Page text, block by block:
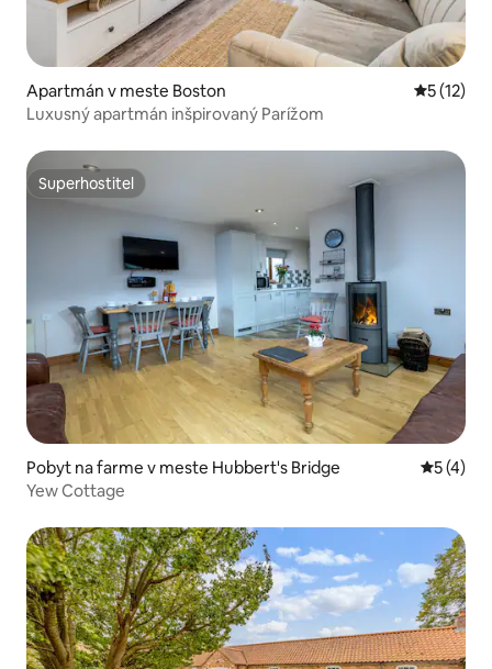
Apartmán v meste Boston
5 (12)
Luxusný apartmán inšpirovaný Parížom
Superhostiteľ
Superhostiteľ
Pobyt na farme v meste Hubbert's Bridge
5 (4)
Yew Cottage